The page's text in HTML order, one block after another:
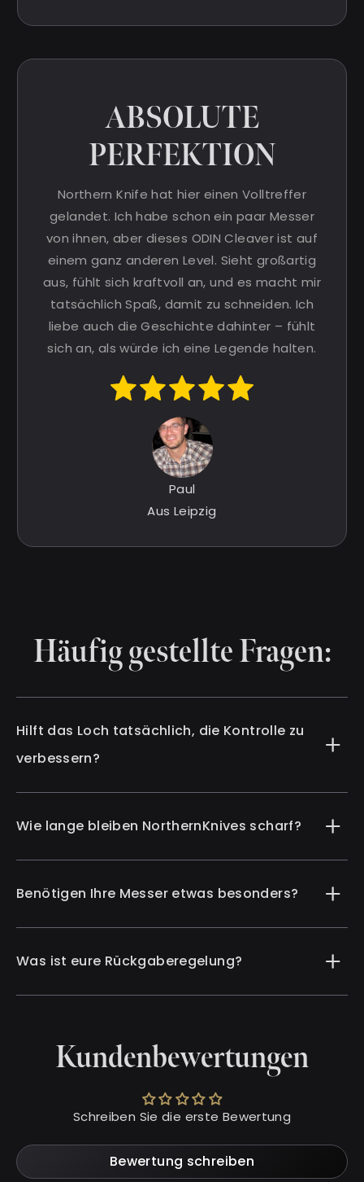
ABSOLUTE
PERFEKTION
Northern Knife hat hier einen Volltreffer
gelandet. Ich habe schon ein paar Messer
von ihnen, aber dieses ODIN Cleaver ist auf
einem ganz anderen Level. Sieht großartig
aus, fühlt sich kraftvoll an, und es macht mir
tatsächlich Spaß, damit zu schneiden. Ich
liebe auch die Geschichte dahinter – fühlt
sich an, als würde ich eine Legende halten.
Paul
Aus Leipzig
Häufig gestellte Fragen:
Hilft das Loch tatsächlich, die Kontrolle zu
verbessern?
Wie lange bleiben NorthernKnives scharf?
Benötigen Ihre Messer etwas besonders?
Was ist eure Rückgaberegelung?
Kundenbewertungen
Schreiben Sie die erste Bewertung
Bewertung schreiben